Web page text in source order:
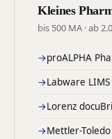
Kleines
bis 500 MA · ab
proALPHA
Labware
Lorenz
Mettler-